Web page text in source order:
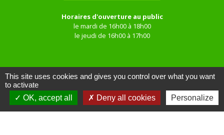
Horaires d'ouverture au public
le mardi de 16h00 à 18h00
le jeudi de 16h00 à 17h00
Liens
This site uses cookies and gives you control over what you want
to activate
OK, accept all
Deny all cookies Personalize